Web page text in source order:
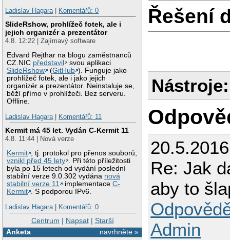
Ladislav Hagara| Komentářů: 0
SlideRshow, prohlížeč fotek, ale i
jejich organizér a prezentátor
4.8. 12:22 | Zajímavý software
Edvard Rejthar na blogu zaměstnanců
CZ.NIC představil
svou aplikaci
SlideRshow
(GitHub ). Funguje jako
prohlížeč fotek, ale i jako jejich
organizér a prezentátor. Neinstaluje se,
běží přímo v prohlížeči. Bez serveru.
Offline.
Ladislav Hagara| Komentářů: 11
Kermit má 45 let. Vydán C-Kermit 11
4.8. 11:44 | Nová verze
Kermit , tj. protokol pro přenos souborů,
vznikl před 45 lety . Při této příležitosti
byla po 15 letech od vydání poslední
stabilní verze 9.0.302 vydána nová
stabilní verze 11
implementaceC-
Kermit . S podporou IPv6.
Ladislav Hagara| Komentářů: 0
Centrum | Napsat| Starší
navrhněte »
Anketa
Řešení
Nástroje:
Re: Jak
aby to
Admin